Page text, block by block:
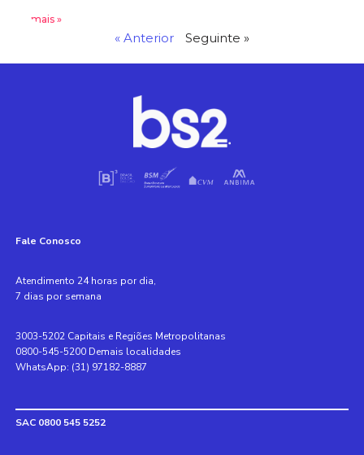
Leia mais »
« Anterior Seguinte »
Fale Conosco
Atendimento 24 horas por dia,
7 dias por semana
3003-5202 Capitais e Regiões Metropolitanas
0800-545-5200 Demais localidades
WhatsApp: (31) 97182-8887
SAC 0800 545 5252